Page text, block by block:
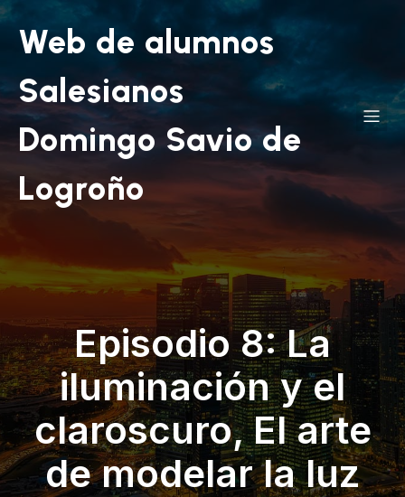
Web de alumnos
Salesianos
Domingo Savio de
Logroño
Episodio 8: La
iluminación y el
claroscuro, El arte
de modelar la luz